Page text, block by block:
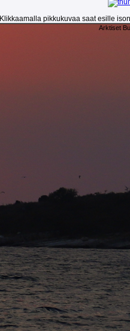
Klikkaamalla pikkukuvaa saat esille
Arktiset